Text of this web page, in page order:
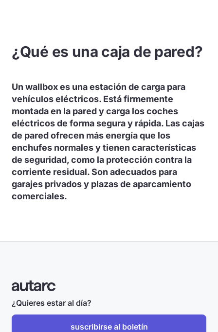
¿Qué es una caja de pared?
Un wallbox es una estación de carga para
vehículos eléctricos. Está firmemente
montada en la pared y carga los coches
eléctricos de forma segura y rápida. Las cajas
de pared ofrecen más energía que los
enchufes normales y tienen características
de seguridad, como la protección contra la
corriente residual. Son adecuados para
garajes privados y plazas de aparcamiento
comerciales.
¿Quieres estar al día?
suscribirse al boletín